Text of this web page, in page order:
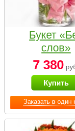
Заказать в один
Букет
слов»
7 380
Купить